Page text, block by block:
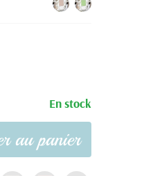
En stock
au panier